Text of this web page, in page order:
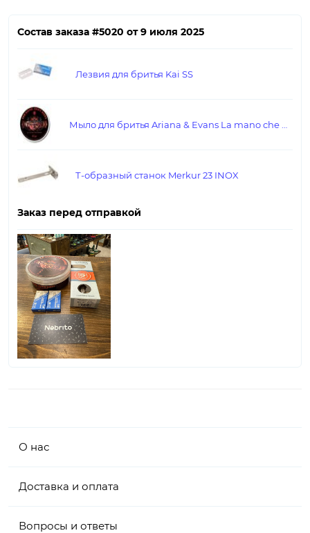
О нас
Доставка и оплата
Вопросы и ответы
Состав заказа #5020 от 9 июля 2025
Лезвия для бритья Kai SS
Т-образный станок Merkur 23 INOX
Заказ перед отправкой